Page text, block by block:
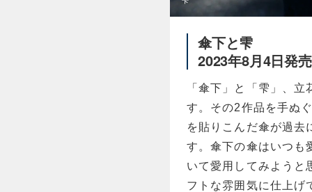
傘下と雫
2023年8月4日発売
「傘下」と「雫」、
す。その2作品を手ぬ
を貼りこんだ傘が過去
す。傘下の傘はいつも
いて愛用してみようと
フトな雰囲気に仕上げ